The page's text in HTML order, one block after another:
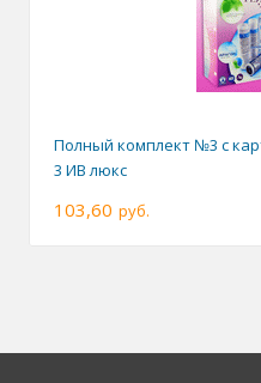
Полный комплект №3 с
3 ИВ люкс
103,60 руб.